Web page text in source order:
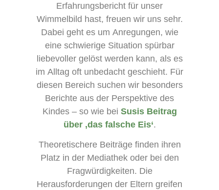
Erfahrungsbericht für unser
Wimmelbild hast, freuen wir uns sehr.
Dabei geht es um Anregungen, wie
eine schwierige Situation spürbar
liebevoller gelöst werden kann, als es
im Alltag oft unbedacht geschieht. Für
diesen Bereich suchen wir besonders
Berichte aus der Perspektive des
Kindes – so wie bei Susis Beitrag
über ‚das falsche Eis‘.
Theoretischere Beiträge finden ihren
Platz in der Mediathek oder bei den
Fragwürdigkeiten. Die
Herausforderungen der Eltern greifen